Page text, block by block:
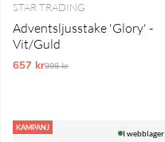
STAR TRADING
Adventsljusstake 'Glory' -
Vit/Guld
657 krOrdinarie pris:
998 kr
KAMPANJ
I webblager